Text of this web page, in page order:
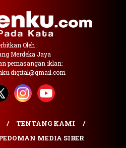
Oleh :
Merdeka Jaya
pemasangan iklan:
TENTANG KAMI
MEDIA SIBER